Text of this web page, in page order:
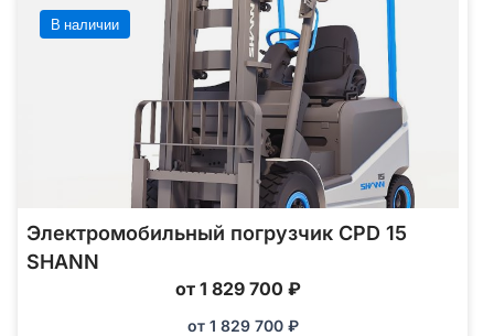
В наличии
Электромобильный погрузчик CPD 15
SHANN
от 1 829 700 ₽
от 1 829 700 ₽